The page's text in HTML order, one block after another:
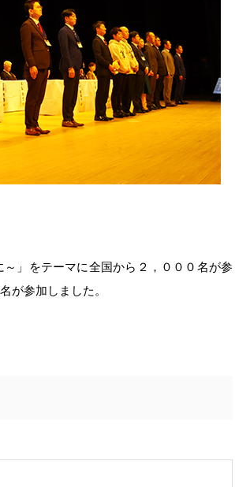
」をテーマに全国から２，０００名が参
が参加しました。